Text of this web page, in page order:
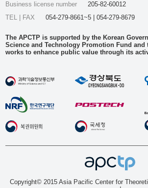
Business license number
205-82-60012
TEL | FAX
054-279-8661~5 | 054-279-8679
The APCTP is supported by the Korean
Science and Technology Promotion Fund and
works to enhance public value through its
Copyright© 2015 Asia Pacific Center for